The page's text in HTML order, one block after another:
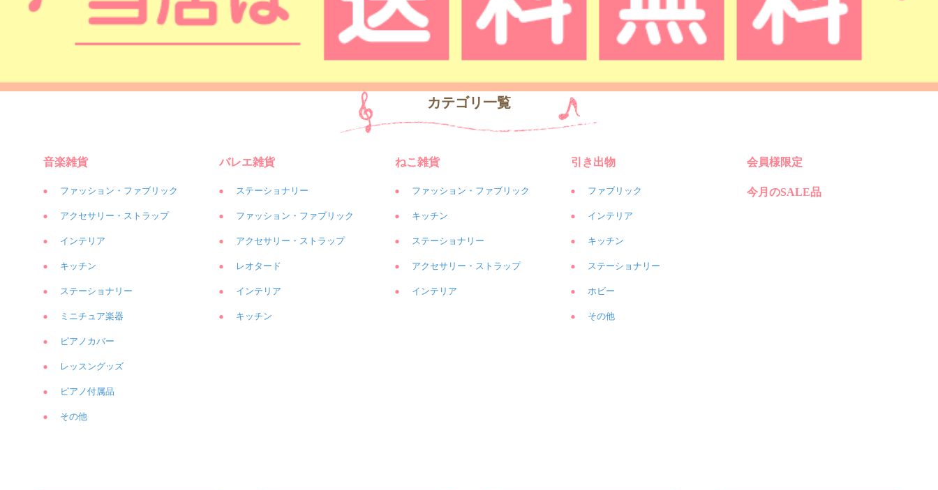
カテゴリ一覧
音楽雑貨
ファッション・ファブリック
アクセサリー・ストラップ
インテリア
キッチン
ステーショナリー
ミニチュア楽器
ピアノカバー
レッスングッズ
ピアノ付属品
その他
バレエ雑貨
ステーショナリー
ファッション・ファブリック
アクセサリー・ストラップ
レオタード
インテリア
キッチン
ねこ雑貨
ファッション・ファブリック
キッチン
ステーショナリー
アクセサリー・ストラップ
インテリア
引き出物
ファブリック
インテリア
キッチン
ステーショナリー
ホビー
その他
会員様限定
今月のSALE品